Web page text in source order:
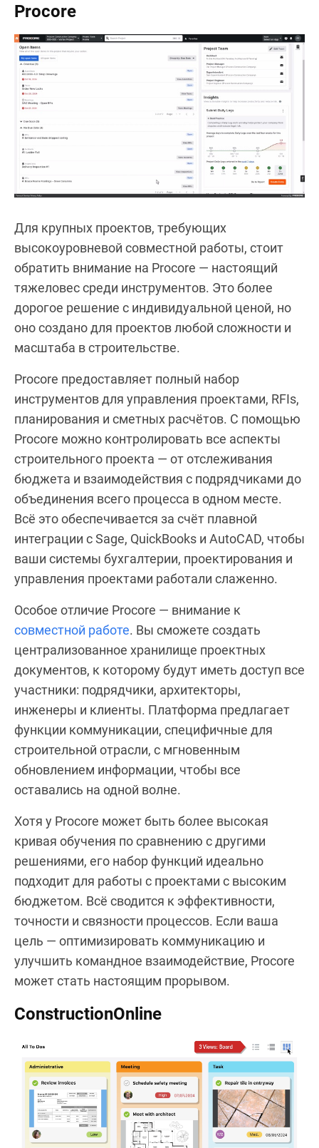
Procore
Для крупных проектов, требующих
высокоуровневой совместной работы, стоит
обратить внимание на Procore — настоящий
тяжеловес среди инструментов. Это более
дорогое решение с индивидуальной ценой, но
оно создано для проектов любой сложности и
масштаба в строительстве.
Procore предоставляет полный набор
инструментов для управления проектами, RFIs,
планирования и сметных расчётов. С помощью
Procore можно контролировать все аспекты
строительного проекта — от отслеживания
бюджета и взаимодействия с подрядчиками до
объединения всего процесса в одном месте.
Всё это обеспечивается за счёт плавной
интеграции с Sage, QuickBooks и AutoCAD, чтобы
ваши системы бухгалтерии, проектирования и
управления проектами работали слаженно.
Особое отличие Procore — внимание к
совместной работе. Вы сможете создать
централизованное хранилище проектных
документов, к которому будут иметь доступ все
участники: подрядчики, архитекторы,
инженеры и клиенты. Платформа предлагает
функции коммуникации, специфичные для
строительной отрасли, с мгновенным
обновлением информации, чтобы все
оставались на одной волне.
Хотя у Procore может быть более высокая
кривая обучения по сравнению с другими
решениями, его набор функций идеально
подходит для работы с проектами с высоким
бюджетом. Всё сводится к эффективности,
точности и связности процессов. Если ваша
цель — оптимизировать коммуникацию и
улучшить командное взаимодействие, Procore
может стать настоящим прорывом.
ConstructionOnline